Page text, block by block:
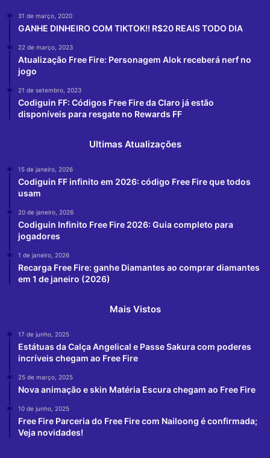
31 de março, 2020
GANHE DINHEIRO COM TIKTOK!! R$20 REAIS TODO DIA
22 de março, 2023
Atualização Free Fire: Personagem Alok receberá nerf no
jogo
21 de setembro, 2023
Codiguin FF: Códigos Free Fire da Claro já estão
disponíveis para resgate no Rewards FF
Ultimas Atualizações
15 de janeiro, 2026
Codiguin FF infinito em 2026: código Free Fire que todos
usam
20 de janeiro, 2026
Codiguin Infinito Free Fire 2026: Guia completo para
jogadores
1 de janeiro, 2026
Recarga Free Fire: ganhe Diamantes ao comprar diamantes
em 1 de janeiro (2026)
Mais Vistos
17 de junho, 2025
Estátuas da Calça Angelical e Passe Sakura com poderes
incríveis chegam ao Free Fire
25 de março, 2025
Nova animação e skin Matéria Escura chegam ao Free Fire
10 de junho, 2025
Free Fire Parceria do Free Fire com Nailoong é confirmada;
Veja novidades!